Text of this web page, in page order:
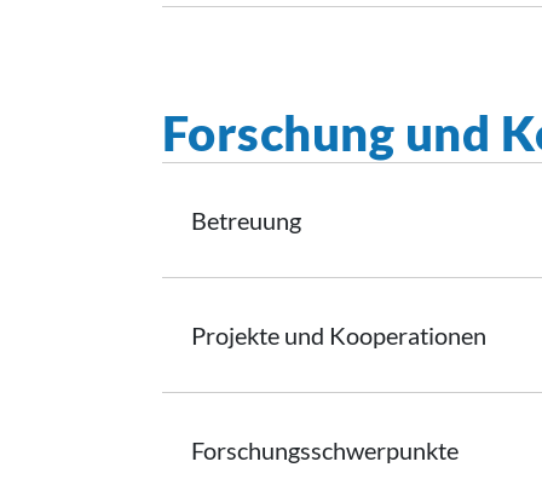
Forschung und
Betreuung
Projekte und Kooperationen
Forschungsschwerpunkte